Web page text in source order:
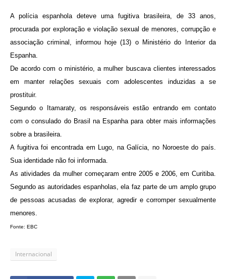
A polícia espanhola deteve uma fugitiva brasileira, de 33 anos,
procurada por exploração e violação sexual de menores, corrupção e
associação criminal, informou hoje (13) o Ministério do Interior da
Espanha.
De acordo com o ministério, a mulher buscava clientes interessados
em manter relações sexuais com adolescentes induzidas a se
prostituir.
Segundo o Itamaraty, os responsáveis estão entrando em contato
com o consulado do Brasil na Espanha para obter mais informações
sobre a brasileira.
A fugitiva foi encontrada em Lugo, na Galícia, no Noroeste do país.
Sua identidade não foi informada.
As atividades da mulher começaram entre 2005 e 2006, em Curitiba.
Segundo as autoridades espanholas, ela faz parte de um amplo grupo
de pessoas acusadas de explorar, agredir e corromper sexualmente
menores.
Fonte: EBC
Internacional